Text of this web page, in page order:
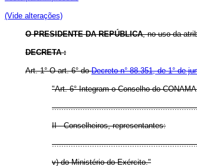
(Vide alterações)
O PRESIDENTE DA REPÚBLICA, no uso da
DECRETA :
Art. 1° O art. 6° doDecreto n° 88.351, de 1° de
"Art. 6° Integram o Conselho do
II - Conselheiros, representantes:
v) do Ministério do Exército."